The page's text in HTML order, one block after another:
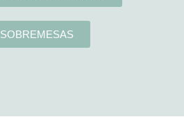
SOBREMESAS